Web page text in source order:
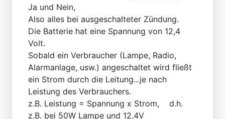
Ja und Nein,
Also alles bei ausgeschalteter Zündung.
Die Batterie hat eine Spannung von 12,4
Volt.
Sobald ein Verbraucher (Lampe, Radio,
Alarmanlage, usw.) angeschaltet wird fließt
ein Strom durch die Leitung...je nach
Leistung des Verbrauchers.
z.B. Leistung = Spannung x Strom, d.h.
z.B. bei 50W Lampe und 12,4V